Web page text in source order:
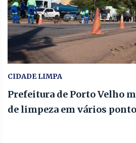
CIDADE LIMPA
Prefeitura de Porto Velho
de limpeza em vários